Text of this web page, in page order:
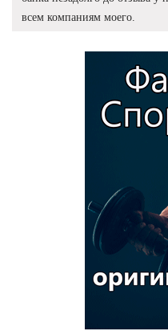
всем компаниям моего.